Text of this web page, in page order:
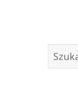
Szukaj: